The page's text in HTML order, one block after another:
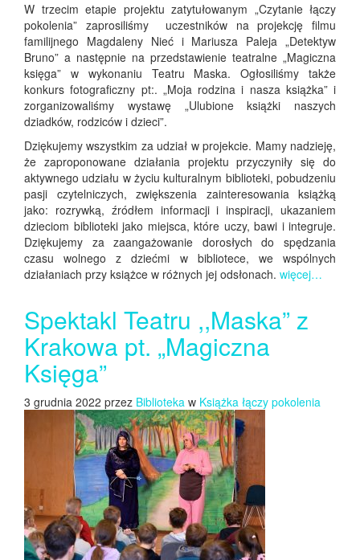
W trzecim etapie projektu zatytułowanym „Czytanie łączy
pokolenia” zaprosiliśmy uczestników na projekcję filmu
familijnego Magdaleny Nieć i Mariusza Paleja „Detektyw
Bruno” a następnie na przedstawienie teatralne „Magiczna
księga” w wykonaniu Teatru Maska. Ogłosiliśmy także
konkurs fotograficzny pt:. „Moja rodzina i nasza książka” i
zorganizowaliśmy wystawę „Ulubione książki naszych
dziadków, rodziców i dzieci”.
Dziękujemy wszystkim za udział w projekcie. Mamy nadzieję,
że zaproponowane działania projektu przyczyniły się do
aktywnego udziału w życiu kulturalnym biblioteki, pobudzeniu
pasji czytelniczych, zwiększenia zainteresowania książką
jako: rozrywką, źródłem informacji i inspiracji, ukazaniem
dzieciom biblioteki jako miejsca, które uczy, bawi i integruje.
Dziękujemy za zaangażowanie dorosłych do spędzania
czasu wolnego z dziećmi w bibliotece, we wspólnych
działaniach przy książce w różnych jej odsłonach. więcej…
Spektakl Teatru ,,Maska” z
Krakowa pt. „Magiczna
Księga”
3 grudnia 2022 przez Biblioteka w Książka łączy pokolenia